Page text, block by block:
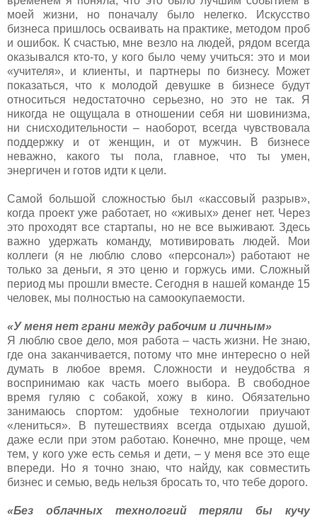
моей жизни, но поначалу было нелегко. Искусство
бизнеса пришлось осваивать на практике, методом проб
и ошибок. К счастью, мне везло на людей, рядом всегда
оказывался кто-то, у кого было чему учиться: это и мои
«учителя», и клиенты, и партнеры по бизнесу. Может
показаться, что к молодой девушке в бизнесе будут
относиться недостаточно серьезно, но это не так. Я
никогда не ощущала в отношении себя ни шовинизма,
ни снисходительности – наоборот, всегда чувствовала
поддержку и от женщин, и от мужчин. В бизнесе
неважно, какого ты пола, главное, что ты умен,
энергичен и готов идти к цели.
Самой большой сложностью был «кассовый разрыв»,
когда проект уже работает, но «живых» денег нет. Через
это проходят все стартапы, но не все выживают. Здесь
важно удержать команду, мотивировать людей. Мои
коллеги (я не люблю слово «персонал») работают не
только за деньги, я это ценю и горжусь ими. Сложный
период мы прошли вместе. Сегодня в нашей команде 15
человек, мы полностью на самоокупаемости.
«У меня нет грани между рабочим и личным»
Я люблю свое дело, моя работа – часть жизни. Не знаю,
где она заканчивается, потому что мне интересно о ней
думать в любое время. Сложности и неудобства я
воспринимаю как часть моего выбора. В свободное
время гуляю с собакой, хожу в кино. Обязательно
занимаюсь спортом: удобные технологии приучают
«лениться». В путешествиях всегда отдыхаю душой,
даже если при этом работаю. Конечно, мне проще, чем
тем, у кого уже есть семья и дети, – у меня все это еще
впереди. Но я точно знаю, что найду, как совместить
бизнес и семью, ведь нельзя бросать то, что тебе дорого.
«Без облачных технологий теряли бы кучу